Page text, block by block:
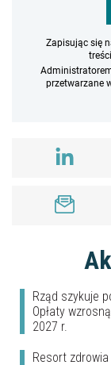
Zapisując się
przetwarzane
Rząd szykuje
Opłaty
2027 r.
Resort